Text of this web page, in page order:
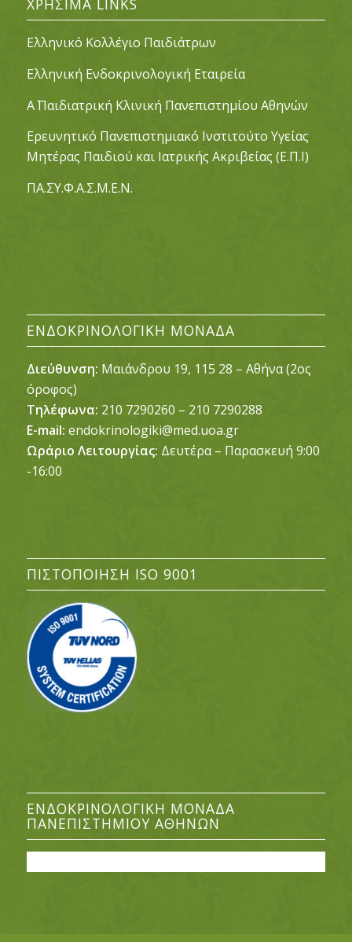
ΧΡΉΣΙΜΑ LINKS
Ελληνικό Κολλέγιο Παιδιάτρων
Ελληνική Ενδοκρινολογική Εταιρεία
Α΄ Παιδιατρική Κλινική Πανεπιστημίου Αθηνών
Ερευνητικό Πανεπιστημιακό Ινστιτούτο Υγείας
Μητέρας Παιδιού και Ιατρικής Ακριβείας (Ε.Π.Ι)
ΠΑ.ΣΥ.Φ.Α.Σ.Μ.Ε.Ν.
ΕΝΔΟΚΡΙΝΟΛΟΓΙΚΉ ΜΟΝΆΔΑ
Διεύθυνση: Μαιάνδρου 19, 115 28 – Αθήνα (2ος
όροφος)
Τηλέφωνα: 210 7290260 – 210 7290288
E-mail: endokrinologiki@med.uoa.gr
Ωράριο Λειτουργίας: Δευτέρα – Παρασκευή 9:00
-16:00
ΠΙΣΤΟΠΟΊΗΣΗ ISO 9001
ΕΝΔΟΚΡΙΝΟΛΟΓΙΚΉ ΜΟΝΆΔΑ
ΠΑΝΕΠΙΣΤΗΜΊΟΥ ΑΘΗΝΏΝ